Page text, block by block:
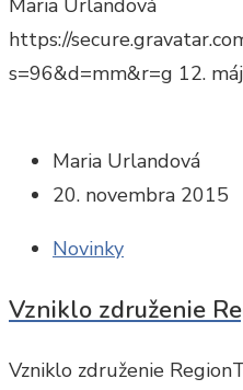
Maria Urlandová
https://
s=96&d=mm&r=g 12.
Maria Urlandová
20. novembra 2015
Novinky
Vzniklo združenie
Vzniklo združenie